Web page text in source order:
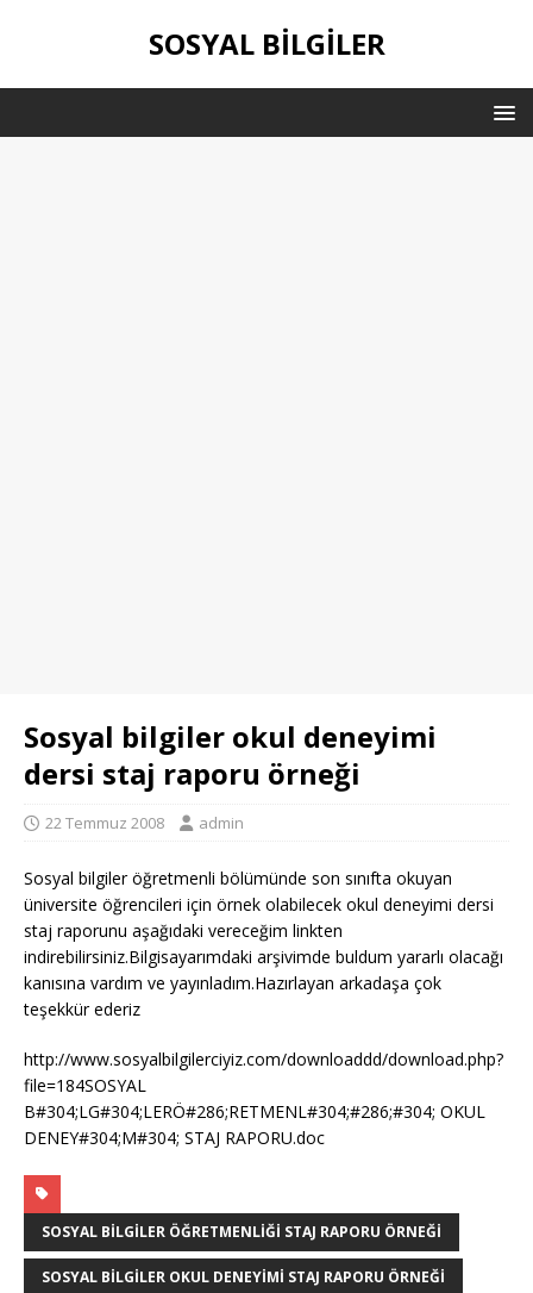
SOSYAL BILGILER
Sosyal bilgiler okul deneyimi
dersi staj raporu örneği
22 Temmuz 2008 admin
Sosyal bilgiler öğretmenli bölümünde son sınıfta okuyan
üniversite öğrencileri için örnek olabilecek okul deneyimi dersi
staj raporunu aşağıdaki vereceğim linkten
indirebilirsiniz.Bilgisayarımdaki arşivimde buldum yararlı olacağı
kanısına vardım ve yayınladım.Hazırlayan arkadaşa çok
teşekkür ederiz
http://www.sosyalbilgilerciyiz.com/downloaddd/download.php?
file=184SOSYAL
B#304;LG#304;LERÖ#286;RETMENL#304;#286;#304; OKUL
DENEY#304;M#304; STAJ RAPORU.doc
SOSYAL BILGILER ÖĞRETMENLIĞI STAJ RAPORU ÖRNEĞI
SOSYAL BILGILER OKUL DENEYIMI STAJ RAPORU ÖRNEĞI